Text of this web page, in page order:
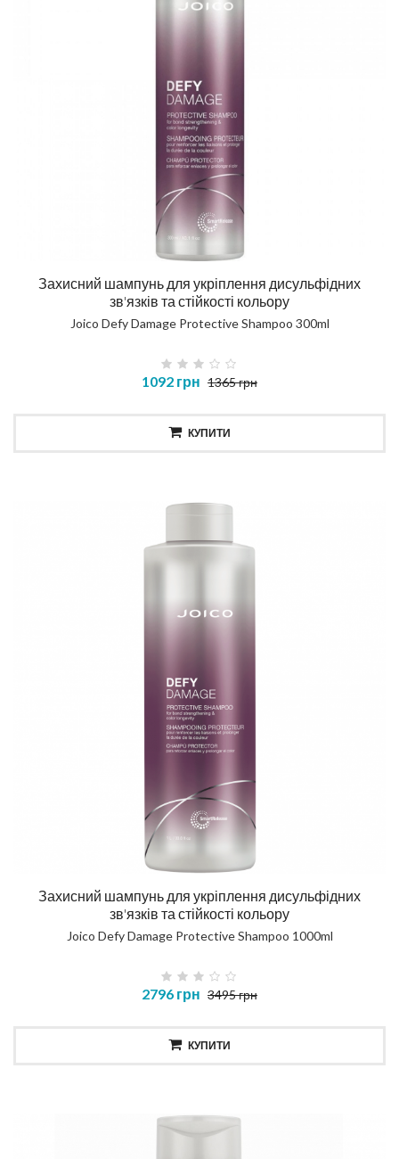
Захисний шампунь для укріплення дисульфідних
зв'язків та стійкості кольору
Joico Defy Damage Protective Shampoo 300ml
1092 грн 1365 грн
КУПИТИ
Захисний шампунь для укріплення дисульфідних
зв'язків та стійкості кольору
Joico Defy Damage Protective Shampoo 1000ml
2796 грн 3495 грн
КУПИТИ